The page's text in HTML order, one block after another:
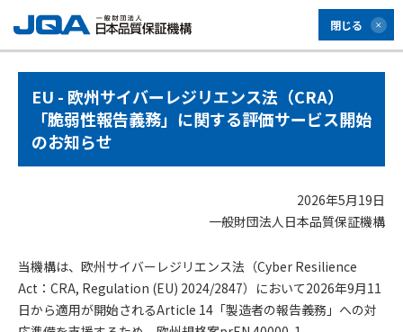
閉じる
EU - 欧州サイバーレジリエンス法（CRA）
「脆弱性報告義務」に関する評価サービス開始
のお知らせ
2026年5月19日
一般財団法人日本品質保証機構
当機構は、欧州サイバーレジリエンス法（Cyber Resilience
Act：CRA, Regulation (EU) 2024/2847）において2026年9月11
日から適用が開始されるArticle 14「製造者の報告義務」への対